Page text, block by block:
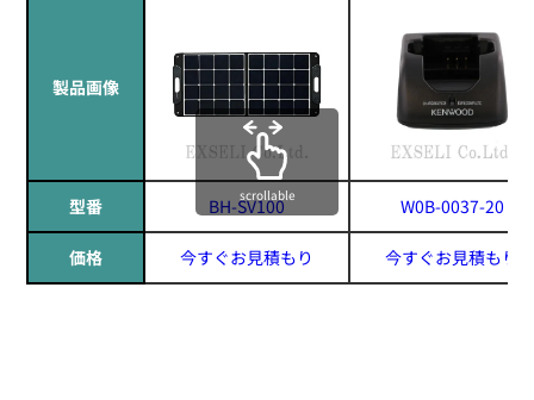
製品画像
型番 BH-SV100 W0B-0037-20
価格 今すぐお見積もり 今すぐお見積もり
scrollable